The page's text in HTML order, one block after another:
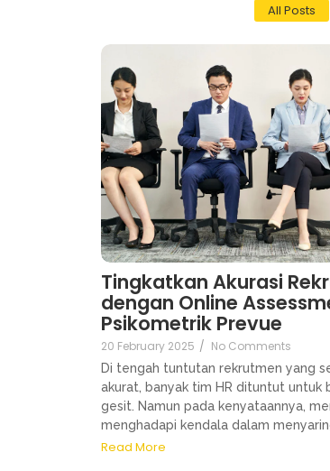
All Posts
Tingkatkan Akurasi
dengan Online
Psikometrik Prevue
20 February 2025 / No Comments
Di tengah tuntutan rekrutmen yang
akurat, banyak tim HR dituntut untuk
gesit. Namun pada kenyataannya,
menghadapi kendala dalam
Read More